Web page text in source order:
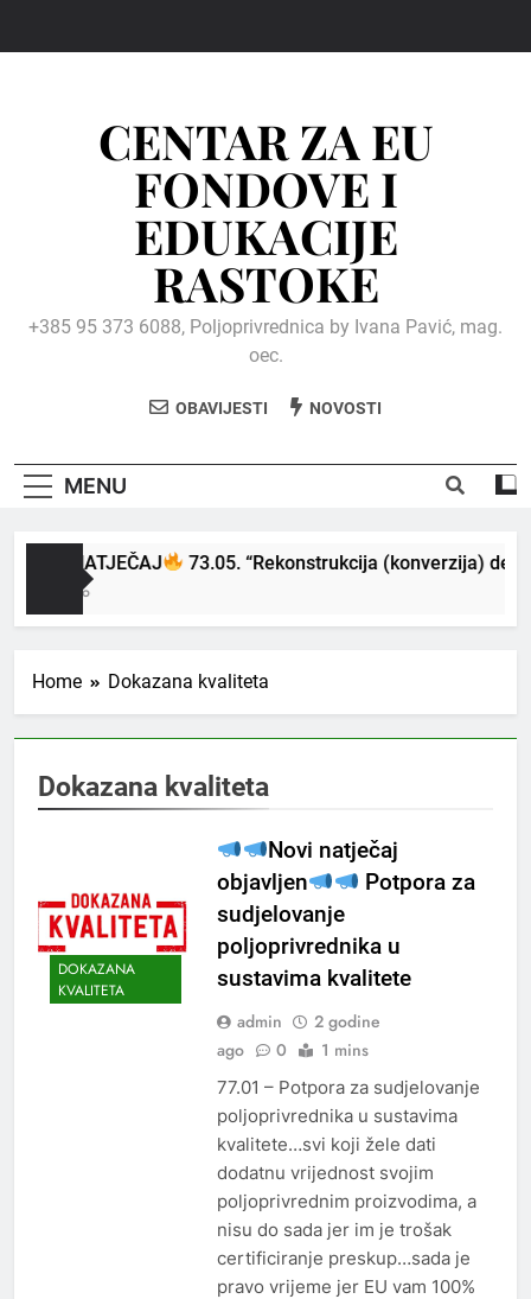
CENTAR ZA EU
FONDOVE I
EDUKACIJE
RASTOKE
+385 95 373 6088, Poljoprivrednica by Ivana Pavić, mag.
oec.
OBAVIJESTI NOVOSTI
MENU
NOVI NATJEČAJ 73.05. “Rekonstrukcija (konverzija)
Home Dokazana kvaliteta
Dokazana kvaliteta
DOKAZANA
KVALITETA
Novi natječaj
objavljen
Potpora za
sudjelovanje
poljoprivrednika u
sustavima kvalitete
admin
2 godine
ago
0 1 mins
77.01 – Potpora za sudjelovanje
poljoprivrednika u sustavima
kvalitete…svi koji žele dati
dodatnu vrijednost svojim
poljoprivrednim proizvodima, a
nisu do sada jer im je trošak
certificiranje preskup…sada je
pravo vrijeme jer EU vam 100%